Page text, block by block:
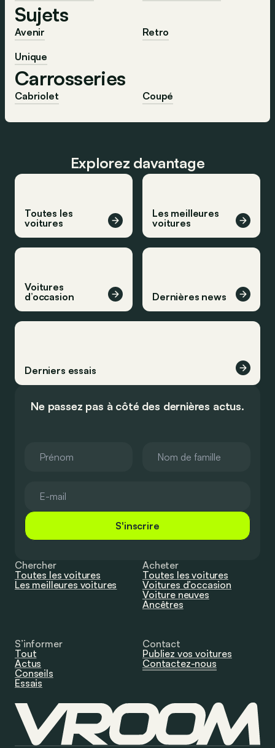
Sujets
Avenir
Retro
Unique
Carrosseries
Cabriolet Coupé
Explorez davantage
Toutes les
voitures
Les meilleures
voitures
Voitures
d’occasion
Dernières news
Derniers essais
Ne passez pas à côté des dernières actus.
S'inscrire
Chercher
Toutes les voitures
Les meilleures voitures
Acheter
Toutes les voitures
Voitures d’occasion
Voiture neuves
Ancêtres
S’informer
Tout
Actus
Conseils
Essais
Contact
Publiez vos voitures
Contactez-nous